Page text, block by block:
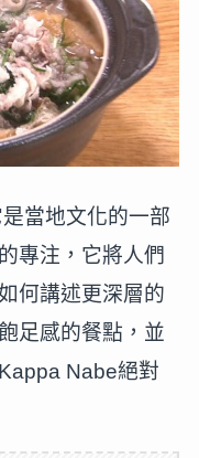
當地文化的一部
專注，它將人們
何講述更深層的
足感的餐點，並
Nabe絕對